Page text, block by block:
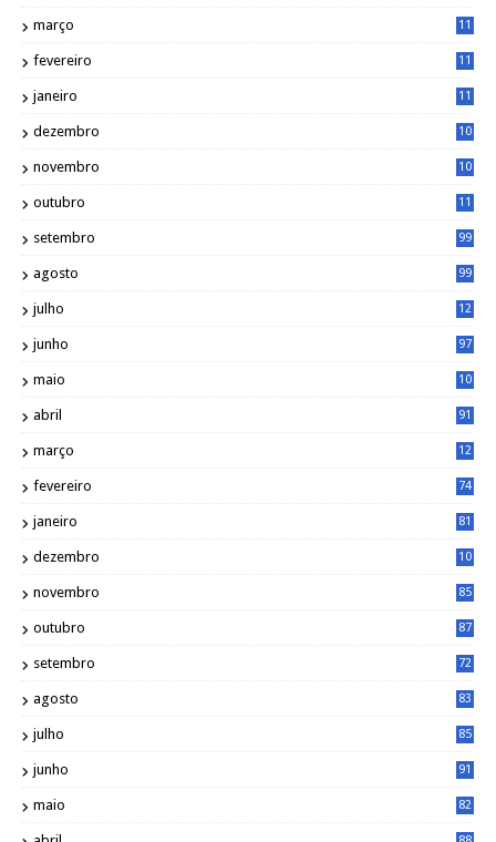
março
11
fevereiro
11
janeiro
11
dezembro
10
novembro
10
outubro
11
setembro 99
agosto 99
julho
12
junho 97
maio
10
abril 91
março
12
fevereiro 74
janeiro 81
dezembro
10
novembro 85
outubro 87
setembro 72
agosto 83
julho 85
junho 91
maio 82